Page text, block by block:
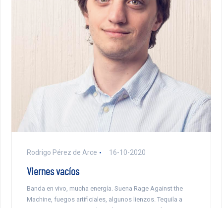
Rodrigo Pérez de Arce 16-10-2020
Viernes vacíos
Banda en vivo, mucha energía. Suena Rage Against the
Machine, fuegos artificiales, algunos lienzos. Tequila a